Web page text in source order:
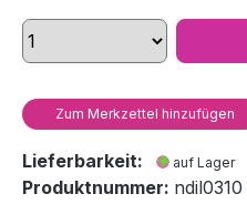
Zum Merkzettel hinzufügen
Lieferbarkeit: auf Lager
Produktnummer: ndil0310